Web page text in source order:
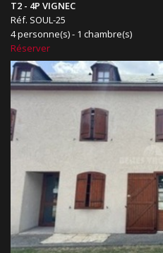
T2 - 4P VIGNEC
Réf. SOUL-25
4 personne(s) - 1 chambre(s)
Réserver